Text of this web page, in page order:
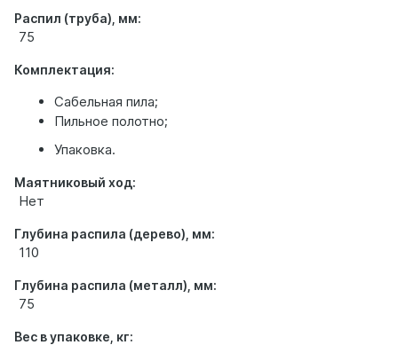
Распил (труба), мм:
75
Комплектация:
Сабельная пила;
Пильное полотно;
Упаковка.
Маятниковый ход:
Нет
Глубина распила (дерево), мм:
110
Глубина распила (металл), мм:
75
Вес в упаковке, кг: